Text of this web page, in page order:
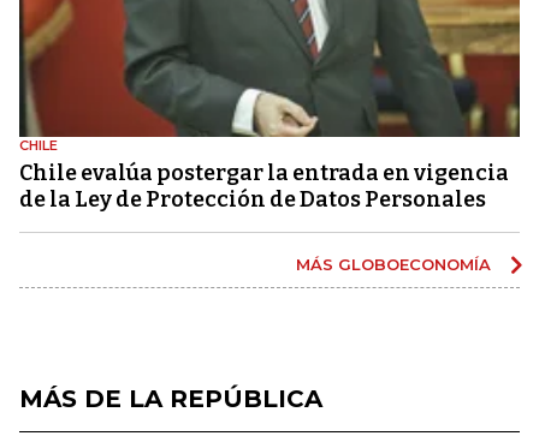
CHILE
Chile evalúa postergar la entrada en vigencia
de la Ley de Protección de Datos Personales
MÁS GLOBOECONOMÍA
MÁS DE LA REPÚBLICA